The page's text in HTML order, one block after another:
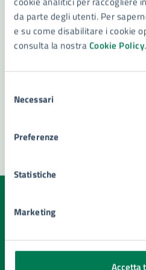
da parte degli utenti. Per
e su come disabilitare i cookie
consulta la nostraCookie Policy.
delNecessari
Preferenze
Statistiche
Marketing
Accetta
Quanto sono chiare le
pagina?
Seleziona il numero di stelle
Valuta 5 stelle
Valuta 4 stelle su 5
Valuta 3 stelle su 5
Valuta 2 stelle su 5